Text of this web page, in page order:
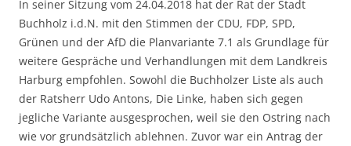
In seiner Sitzung vom 24.04.2018 hat der Rat der Stadt
Buchholz i.d.N. mit den Stimmen der CDU, FDP, SPD,
Grünen und der AfD die Planvariante 7.1 als Grundlage für
weitere Gespräche und Verhandlungen mit dem Landkreis
Harburg empfohlen. Sowohl die Buchholzer Liste als auch
der Ratsherr Udo Antons, Die Linke, haben sich gegen
jegliche Variante ausgesprochen, weil sie den Ostring nach
wie vor grundsätzlich ablehnen. Zuvor war ein Antrag der